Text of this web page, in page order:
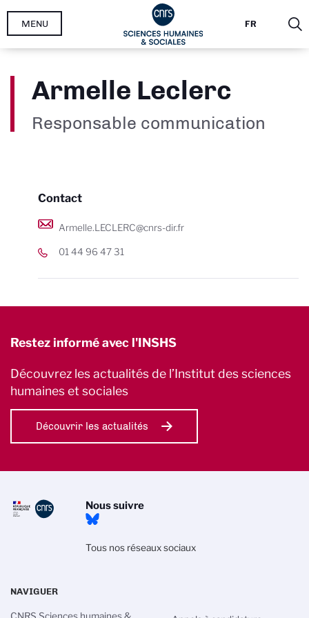
Aller
FR
MENU
Armelle Leclerc
Responsable communication
Contact
Armelle.LECLERC@cnrs-dir.fr
01 44 96 47 31
Restez informé avec l'INSHS
Découvrez les actualités de l’Institut des sciences
humaines et sociales
Découvrir les actualités
Nous suivre
Tous nos réseaux sociaux
NAVIGUER